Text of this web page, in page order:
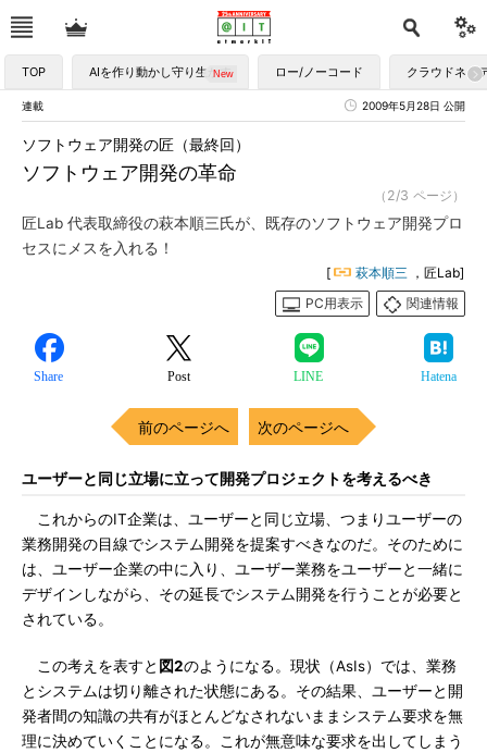
TOP AIを作り動かし守り生かす ロー/ノーコード クラウドネイ
連載 2009年5月28日 公開
ソフトウェア開発の革命
ソフトウェア開発の匠（最終回）
（2/3 ページ）
匠Lab 代表取締役の萩本順三氏が、既存のソフトウェア開発プロ
セスにメスを入れる！
[ 萩本順三 ，匠Lab]
PC用表示
関連情報
Share Post LINE Hatena
前のページへ 次のページへ
ユーザーと同じ立場に立って開発プロジェクトを考えるべき
これからのIT企業は、ユーザーと同じ立場、つまりユーザーの
業務開発の目線でシステム開発を提案すべきなのだ。そのために
は、ユーザー企業の中に入り、ユーザー業務をユーザーと一緒に
デザインしながら、その延長でシステム開発を行うことが必要と
されている。
この考えを表すと 図2のようになる。現状（AsIs）では、業務
とシステムは切り離された状態にある。その結果、ユーザーと開
発者間の知識の共有がほとんどなされないままシステム要求を無
理に決めていくことになる。これが無意味な要求を出してしまう